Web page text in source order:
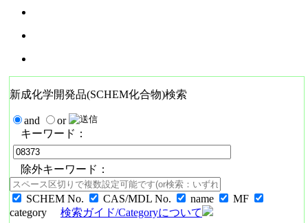
新成化学開発品(SCHEM化合物)検索
and
or
キーワード：
除外キーワード：
SCHEM No. CAS/MDL No. name
MF
category
検索ガイド/Categoryについて